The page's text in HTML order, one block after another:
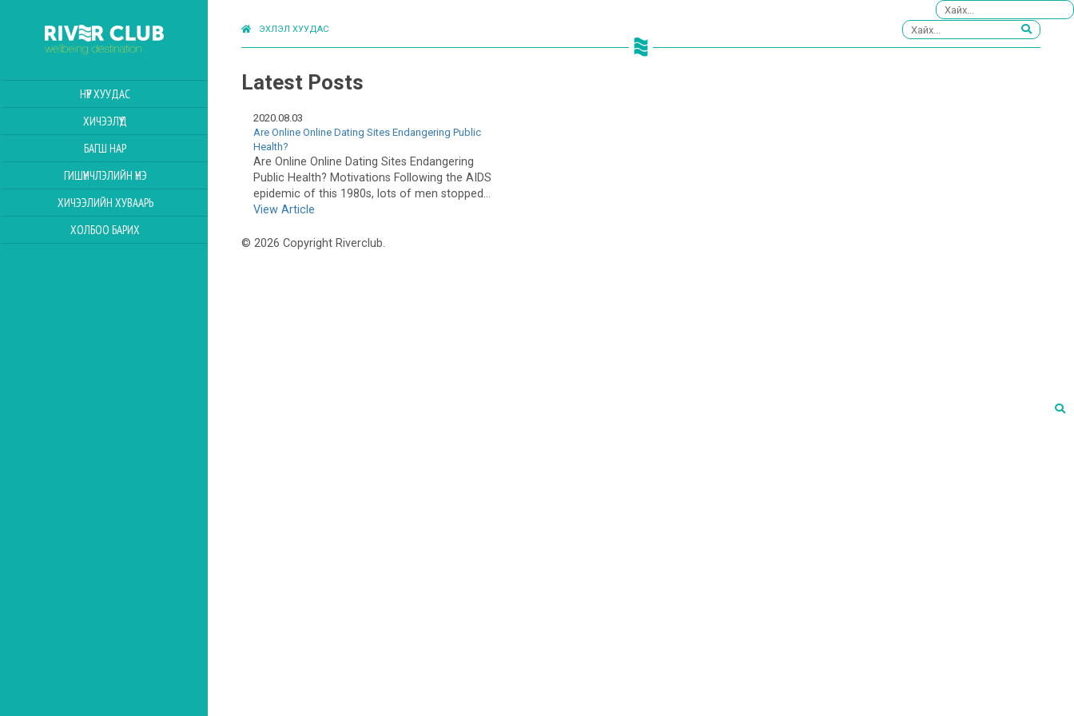
НҮҮР ХУУДАС
ХИЧЭЭЛҮҮД
БАГШ НАР
ГИШҮҮНЧЛЭЛИЙН ҮНЭ
ХИЧЭЭЛИЙН ХУВААРЬ
ХОЛБОО БАРИХ
ЭХЛЭЛ ХУУДАС
Latest Posts
2020.08.03
Are Online Online Dating Sites Endangering Public
Health?
Are Online Online Dating Sites Endangering
Public Health? Motivations Following the AIDS
epidemic of this 1980s, lots of men stopped...
View Article
© 2026 Copyright Riverclub.